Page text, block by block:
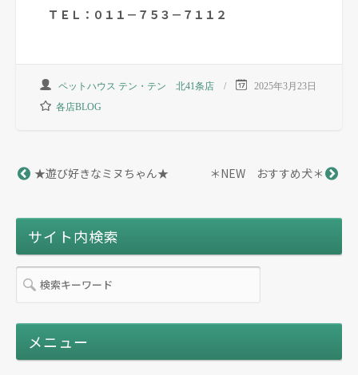
ＴＥＬ：０１１－７５３－７１１２
ペットハウス テン・テン 北41条店
2025年3月23日
各店BLOG
★遊び好きなミヌちゃん★ ＊NEW おすすめ犬＊
サイト内検索
メニュー